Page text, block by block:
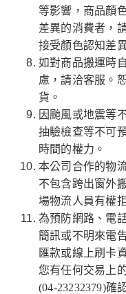
等影響，商品顏
差異的消費者，
接受顏色認知差
如對商品搬運時
慮，請洽客服。
貨。
因颱風或地震等
抽驗檢查等不可
時間的權力。
本公司合作的物
不包含跨出窗外
場物流人員有權
為預防網路、電
簡訊或不明來電
匯款或線上刷卡
您有任何交易上
(04-23232379)確